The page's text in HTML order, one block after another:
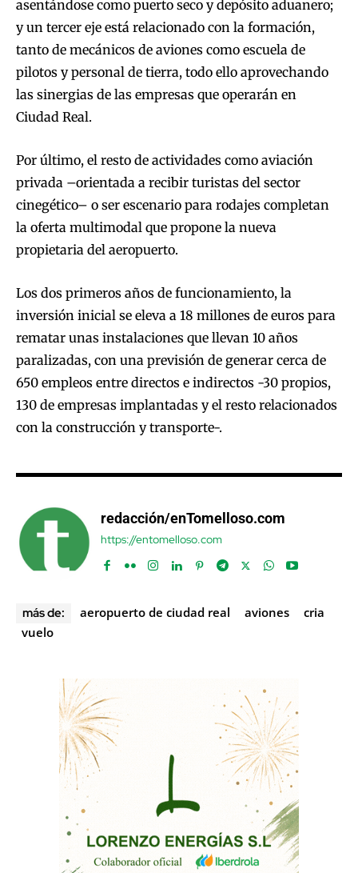
asentándose como puerto seco y depósito aduanero;
y un tercer eje está relacionado con la formación,
tanto de mecánicos de aviones como escuela de
pilotos y personal de tierra, todo ello aprovechando
las sinergias de las empresas que operarán en
Ciudad Real.
Por último, el resto de actividades como aviación
privada –orientada a recibir turistas del sector
cinegético– o ser escenario para rodajes completan
la oferta multimodal que propone la nueva
propietaria del aeropuerto.
Los dos primeros años de funcionamiento, la
inversión inicial se eleva a 18 millones de euros para
rematar unas instalaciones que llevan 10 años
paralizadas, con una previsión de generar cerca de
650 empleos entre directos e indirectos -30 propios,
130 de empresas implantadas y el resto relacionados
con la construcción y transporte-.
redacción/enTomelloso.com
https://entomelloso.com
más de: aeropuerto de ciudad real aviones
cria
vuelo